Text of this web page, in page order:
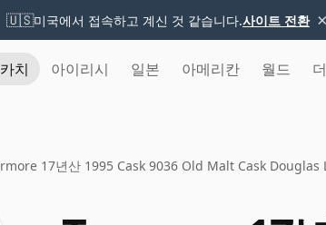
🇺🇸미국에서 접속하고 계신 것 같습니다.사이트 전환 ×
치 아이리시 일본 아메리칸 월드
17년산 1995 Cask 9036 Old Malt Cask Douglas